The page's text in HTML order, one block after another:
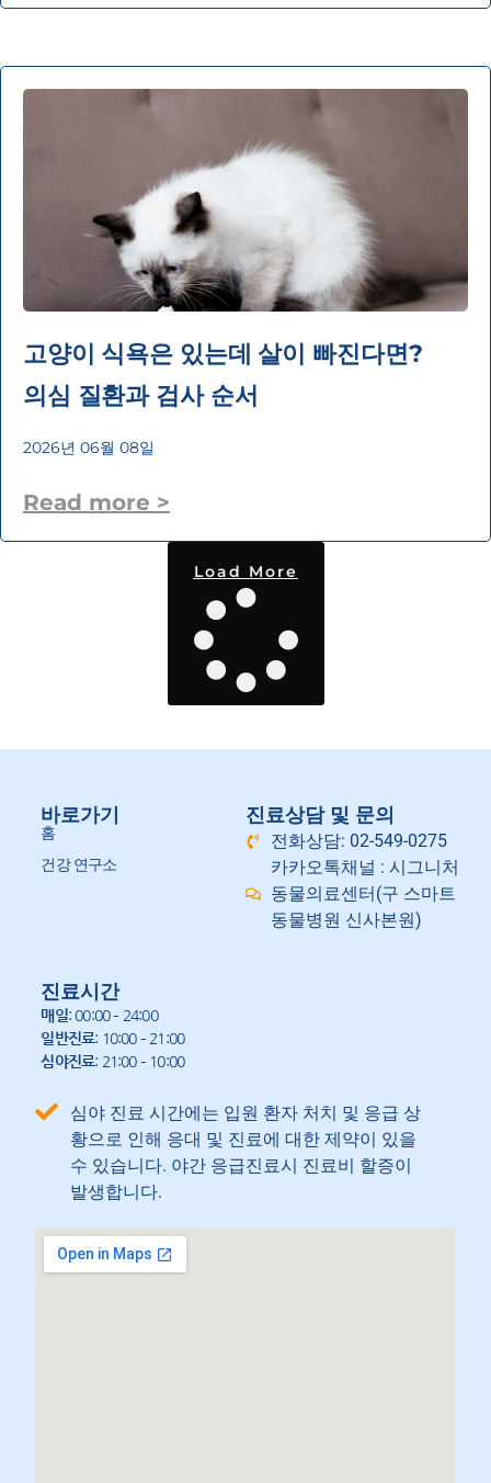
고양이 식욕은 있는데 살이 빠진다면?
의심 질환과 검사 순서
2026년 06월 08일
Read more >
Load More
바로가기
홈
건강 연구소
진료상담 및 문의
전화상담: 02-549-0275
카카오톡채널 : 시그니처
동물의료센터(구 스마트
동물병원 신사본원)
진료시간
매일: 00:00 – 24:00
일반진료: 10:00 – 21:00
심야진료: 21:00 – 10:00
심야 진료 시간에는 입원 환자 처치 및 응급 상
황으로 인해 응대 및 진료에 대한 제약이 있을
수 있습니다. 야간 응급진료시 진료비 할증이
발생합니다.